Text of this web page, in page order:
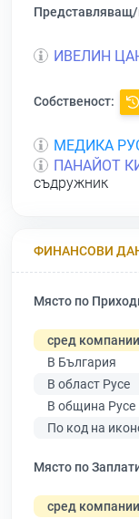
ИВЕЛИН
Собственост:
МЕДИКА
ПАНАЙОТ
съдружник
ФИНАНСОВИ
Място по
сред
В България
В област Русе
В община Русе
По код на
Място по
сред